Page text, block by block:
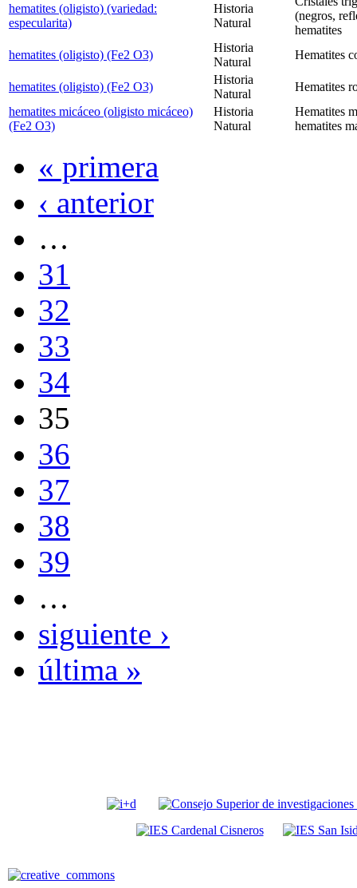
hematites (oligisto) (variedad:
especularita)
Historia
Natural
(negros,
hematites
hematites (oligisto) (Fe2 O3)
Historia
Natural
Hematites
hematites (oligisto) (Fe2 O3)
Historia
Natural
Hematites
hematites micáceo (oligisto micáceo)
(Fe2 O3)
Historia
Natural
Hematites
hematites
« primera
‹ anterior
…
31
32
33
34
35
36
37
38
39
…
siguiente ›
última »